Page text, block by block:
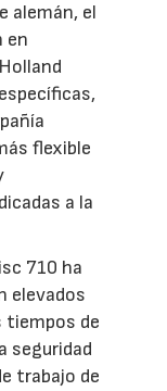
alemán, el
en
flexible
a la
710 ha
elevados
tiempos de
seguridad
trabajo de